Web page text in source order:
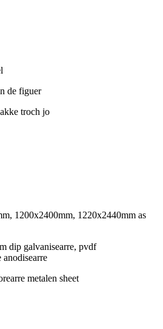
de figuer
troch jo
1200x2400mm, 1220x2440mm as
dip galvanisearre, pvdf
metalen sheet